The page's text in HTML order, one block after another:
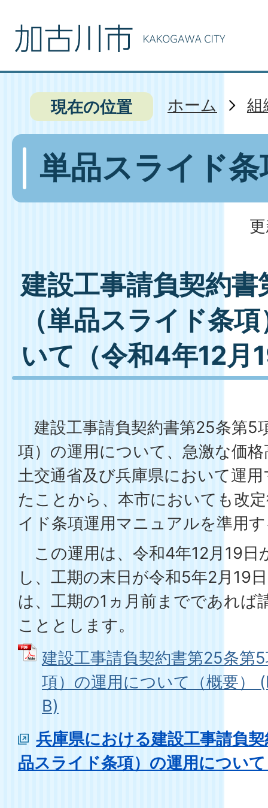
現在の位置 ホーム 組
単品スライド条
建設工事請負契約
（単品スライド条
いて（令和4年12月
建設工事請負契約書第25条第5
項）の運用について、急激な価
土交通省及び兵庫県において運
たことから、本市においても改
イド条項運用マニュアルを準用
この運用は、令和4年12月19日
し、工期の末日が令和5年2月19
は、工期の1ヵ月前までであれば
こととします。
建設工事請負契約書第25条第
項）の運用について（概要）
B)
兵庫県における建設工事請負
品スライド条項）の運用につい